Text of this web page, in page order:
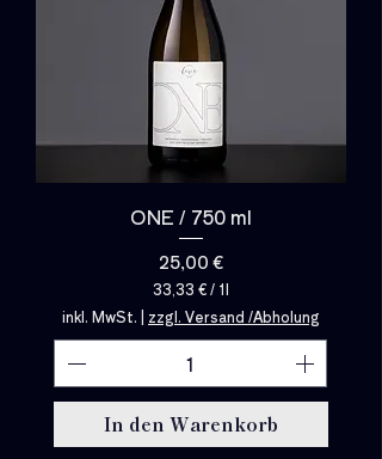
ONE / 750 ml
Preis
25,00 €
33,33 €/ 1l
3
3
,
3
3
p
r
inkl. MwSt. | zzgl. Versand /Abholung
In den Warenkorb